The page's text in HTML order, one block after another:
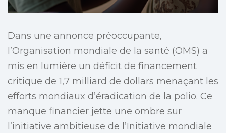
Dans une annonce préoccupante,
l’Organisation mondiale de la santé (OMS) a
mis en lumière un déficit de financement
critique de 1,7 milliard de dollars menaçant les
efforts mondiaux d’éradication de la polio. Ce
manque financier jette une ombre sur
l’initiative ambitieuse de l’Initiative mondiale